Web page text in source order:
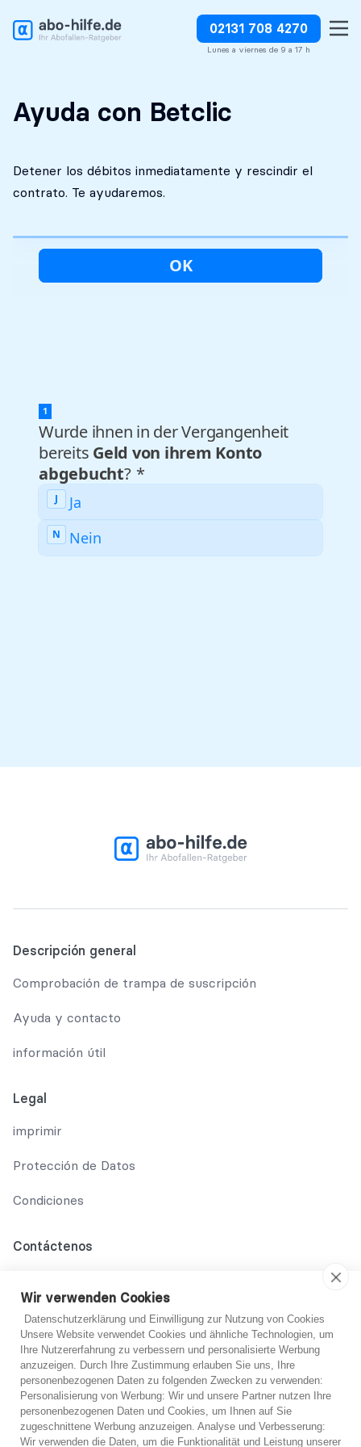
02131 708 4270
Lunes a viernes de 9 a 17 h
Análisis inicial
Absolutamente
Detener los débitos
inmediatamente
Ayuda con Betclic
Detener los débitos inmediatamente y rescindir el
contrato. Te ayudaremos.
¿No estoy seguro?
Descripción general
Comprobación de trampa de suscripción
Ayuda y contacto
información útil
Legal
imprimir
Protección de Datos
Condiciones
Contáctenos
support@abo-hilfe.de
© 2021 abo-hilfe.de
*Nota: abo-hilfe.de sirve como sitio web informativo. El
consumidor recibe información y consejos y trucos sobre el
Wir verwenden Cookies
Datenschutzerklärung und Einwilligung zur Nutzung von Cookies
Unsere Website verwendet Cookies und ähnliche Technologien, um
Ihre Nutzererfahrung zu verbessern und personalisierte Werbung
anzuzeigen. Durch Ihre Zustimmung erlauben Sie uns, Ihre
personenbezogenen Daten zu folgenden Zwecken zu verwenden:
Personalisierung von Werbung: Wir und unsere Partner nutzen Ihre
personenbezogenen Daten und Cookies, um Ihnen auf Sie
zugeschnittene Werbung anzuzeigen. Analyse und Verbesserung:
Wir verwenden die Daten, um die Funktionalität und Leistung unserer